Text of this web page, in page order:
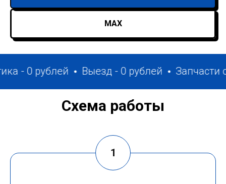
MAX
Выезд - 0 рублей Запчасти с собой
Схема работы